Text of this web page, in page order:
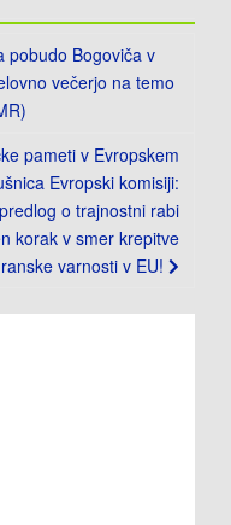
pobudo Bogoviča v
večerjo na temo
pameti v Evropskem
Evropski komisiji:
o trajnostni rabi
korak v smer krepitve
varnosti v EU!